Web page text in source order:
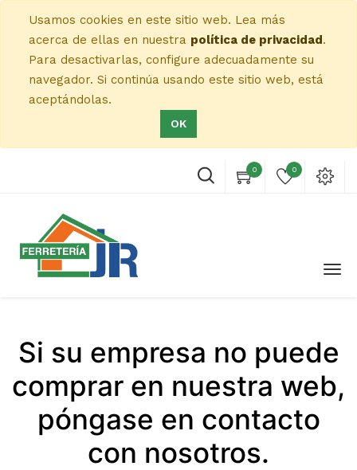
Usamos cookies en este sitio web. Lea más
acerca de ellas en nuestra política de privacidad.
Para desactivarlas, configure adecuadamente su
navegador. Si continúa usando este sitio web, está
aceptándolas.
OK
0 0
Si su empresa no puede
comprar en nuestra web,
póngase en contacto
con nosotros.